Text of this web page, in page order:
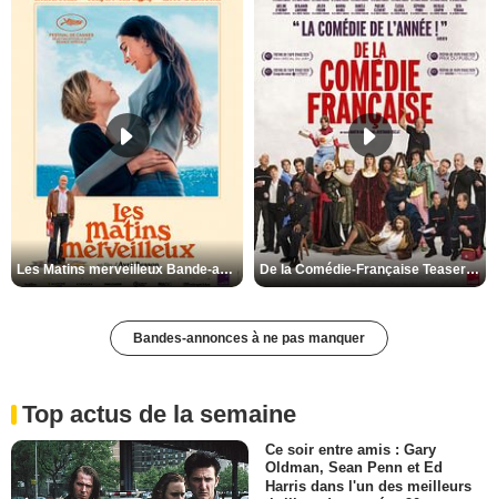
Les Matins merveilleux Bande-annonce VF De la Comédie-Française Teaser VF
Bandes-annonces à ne pas manquer
Top actus de la semaine
Ce soir entre amis : Gary
Oldman, Sean Penn et Ed
Harris dans l'un des meilleurs